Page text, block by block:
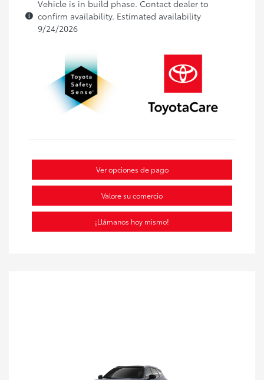
Vehicle is in build phase. Contact dealer to
confirm availability. Estimated availability
9/24/2026
Ver opciones de pago
Valore su comercio
¡Llámanos hoy mismo!